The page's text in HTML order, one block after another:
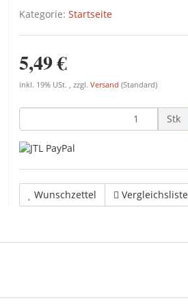
Kategorie: Startseite
5,49 €
inkl. 19% USt. , zzgl. Versand (Standard)
Stk
Wunschzettel Vergleichsliste